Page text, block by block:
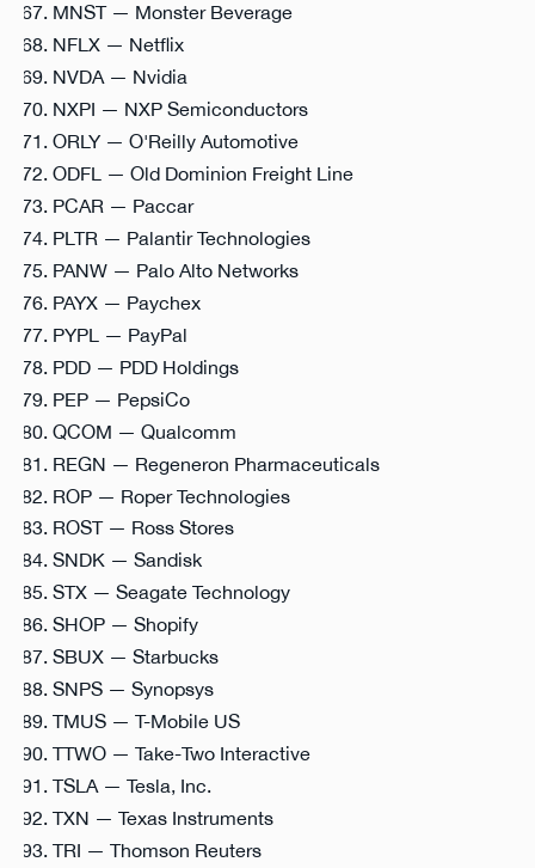
MNST — Monster Beverage
NFLX — Netflix
NVDA — Nvidia
NXPI — NXP Semiconductors
ORLY — O'Reilly Automotive
ODFL — Old Dominion Freight Line
PCAR — Paccar
PLTR — Palantir Technologies
PANW — Palo Alto Networks
PAYX — Paychex
PYPL — PayPal
PDD — PDD Holdings
PEP — PepsiCo
QCOM — Qualcomm
REGN — Regeneron Pharmaceuticals
ROP — Roper Technologies
ROST — Ross Stores
SNDK — Sandisk
STX — Seagate Technology
SHOP — Shopify
SBUX — Starbucks
SNPS — Synopsys
TMUS — T-Mobile US
TTWO — Take-Two Interactive
TSLA — Tesla, Inc.
TXN — Texas Instruments
TRI — Thomson Reuters